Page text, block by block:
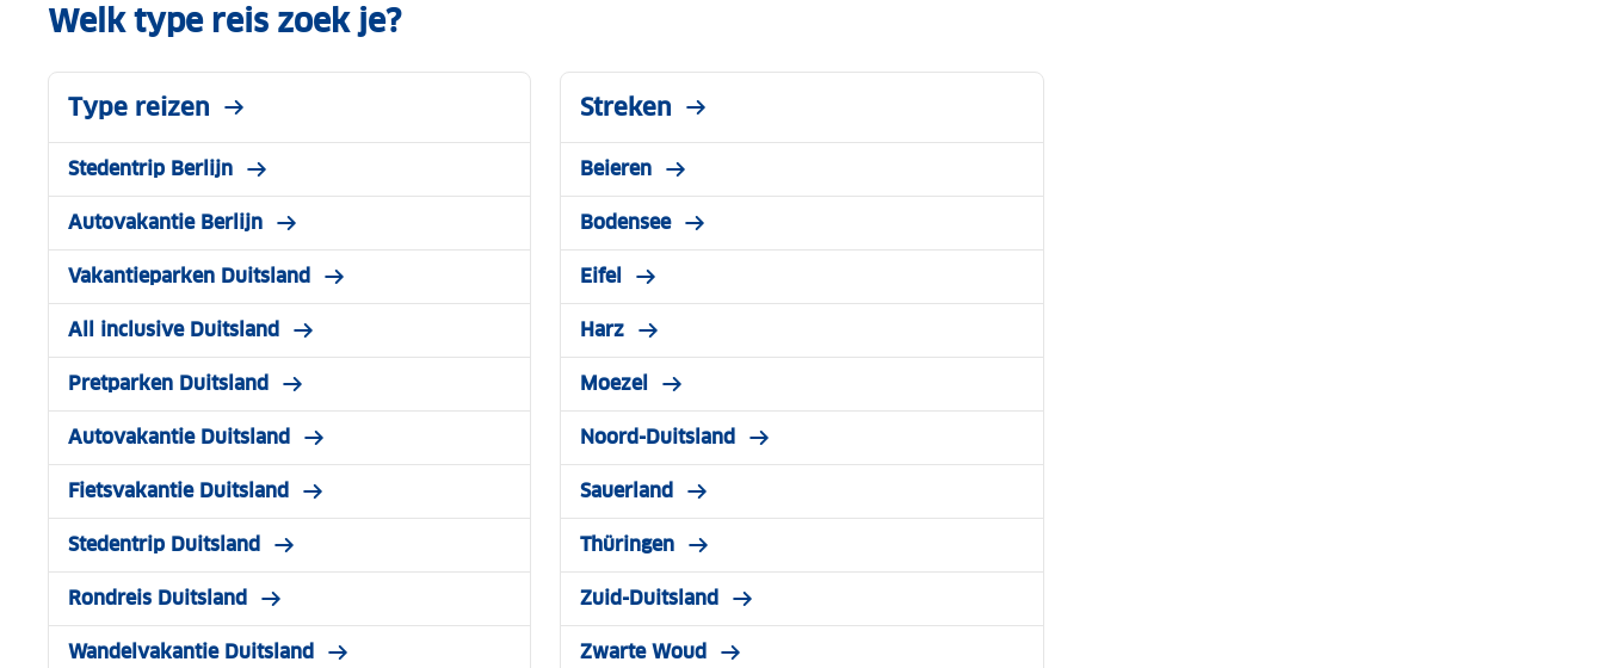
Welk type reis zoek je?
Type reizen
Stedentrip Berlijn
Autovakantie Berlijn
Vakantieparken Duitsland
All inclusive Duitsland
Pretparken Duitsland
Autovakantie Duitsland
Fietsvakantie Duitsland
Stedentrip Duitsland
Rondreis Duitsland
Wandelvakantie Duitsland
Streken
Beieren
Bodensee
Eifel
Harz
Moezel
Noord-Duitsland
Sauerland
Thüringen
Zuid-Duitsland
Zwarte Woud